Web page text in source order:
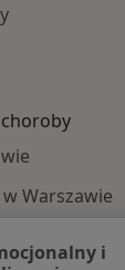
Warszawie
Warszawie
i